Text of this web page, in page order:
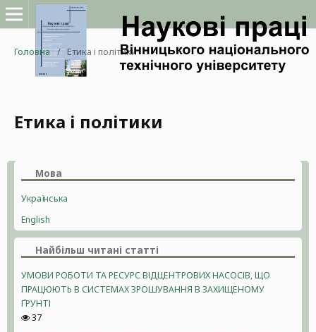
Головна / Етика і політики
Етика і політики
Мова
Українська
English
Найбільш читані статті
УМОВИ РОБОТИ ТА РЕСУРС ВІДЦЕНТРОВИХ НАСОСІВ, ЩО
ПРАЦЮЮТЬ В СИСТЕМАХ ЗРОШУВАННЯ В ЗАХИЩЕНОМУ
ҐРУНТІ
37